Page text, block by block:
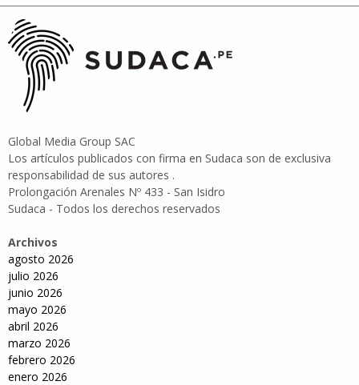
Global Media Group SAC
Los artículos publicados con firma en Sudaca son de exclusiva
responsabilidad de sus autores .
Prolongación Arenales Nº 433 - San Isidro
Sudaca - Todos los derechos reservados
Archivos
agosto 2026
julio 2026
junio 2026
mayo 2026
abril 2026
marzo 2026
febrero 2026
enero 2026